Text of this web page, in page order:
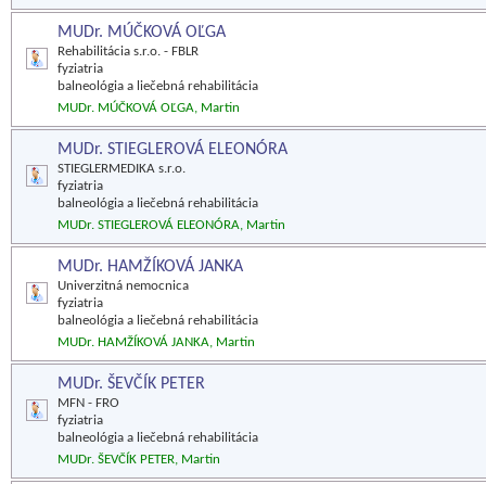
MUDr. MÚČKOVÁ OĽGA
Rehabilitácia s.r.o. - FBLR
fyziatria
balneológia a liečebná rehabilitácia
MUDr. MÚČKOVÁ OĽGA, Martin
MUDr. STIEGLEROVÁ ELEONÓRA
STIEGLERMEDIKA s.r.o.
fyziatria
balneológia a liečebná rehabilitácia
MUDr. STIEGLEROVÁ ELEONÓRA, Martin
MUDr. HAMŽÍKOVÁ JANKA
Univerzitná nemocnica
fyziatria
balneológia a liečebná rehabilitácia
MUDr. HAMŽÍKOVÁ JANKA, Martin
MUDr. ŠEVČÍK PETER
MFN - FRO
fyziatria
balneológia a liečebná rehabilitácia
MUDr. ŠEVČÍK PETER, Martin